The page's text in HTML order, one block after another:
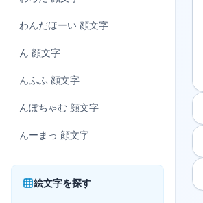
わんだほーい 顔文字
ん 顔文字
んふふ 顔文字
んぽちゃむ 顔文字
んーまっ 顔文字
絵文字を探す